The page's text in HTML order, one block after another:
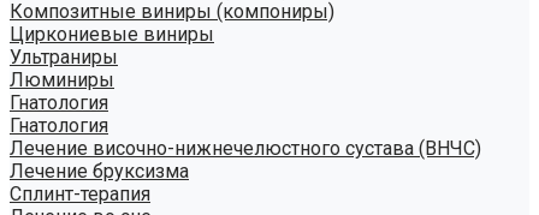
Композитные виниры (компониры)
Циркониевые виниры
Ультраниры
Люминиры
Гнатология
Гнатология
Лечение височно-нижнечелюстного сустава (ВНЧС)
Лечение бруксизма
Сплинт-терапия